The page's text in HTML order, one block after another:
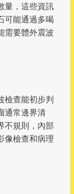
量，這些資訊
可能通過多喝
需要體外震波
檢查能初步判
通常邊界清
不規則，內部
像檢查和病理